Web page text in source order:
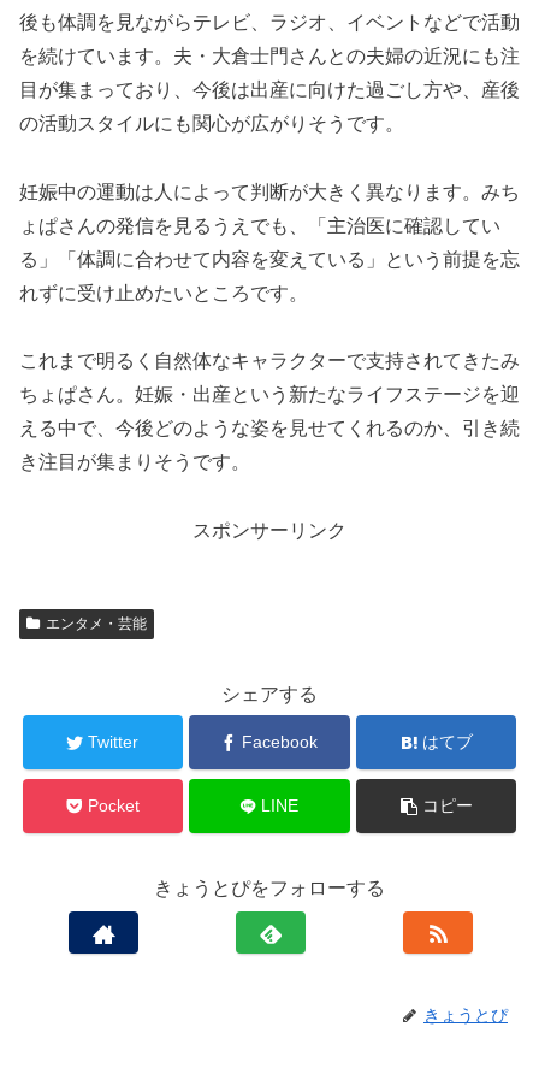
後も体調を見ながらテレビ、ラジオ、イベントなどで活動
を続けています。夫・大倉士門さんとの夫婦の近況にも注
目が集まっており、今後は出産に向けた過ごし方や、産後
の活動スタイルにも関心が広がりそうです。
妊娠中の運動は人によって判断が大きく異なります。みち
ょぱさんの発信を見るうえでも、「主治医に確認してい
る」「体調に合わせて内容を変えている」という前提を忘
れずに受け止めたいところです。
これまで明るく自然体なキャラクターで支持されてきたみ
ちょぱさん。妊娠・出産という新たなライフステージを迎
える中で、今後どのような姿を見せてくれるのか、引き続
き注目が集まりそうです。
スポンサーリンク
エンタメ・芸能
シェアする
Twitter Facebook はてブ
Pocket LINE コピー
きょうとぴをフォローする
きょうとぴ